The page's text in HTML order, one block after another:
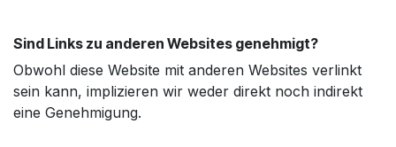
Sind Links zu anderen Websites genehmigt?
Obwohl diese Website mit anderen Websites verlinkt
sein kann, implizieren wir weder direkt noch indirekt
eine Genehmigung.